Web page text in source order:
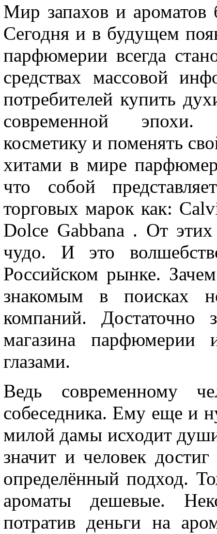
Мир запахов и ароматов
Сегодня и в будущем
парфюмерии всегда
средствах массовой
потребителей купить
современной эпохи.
косметику и поменять
хитами в мире
что собой
торговых марок как:
Dolce Gabbana . От этих
чудо. И это
Российском рынке.
знакомым в поисках
компаний. Достаточно
магазина парфюмерии
глазами.
Ведь современному
собеседника. Ему еще и
милой дамы исходит
значит и человек
определённый подход.
ароматы дешевые.
потратив деньги на